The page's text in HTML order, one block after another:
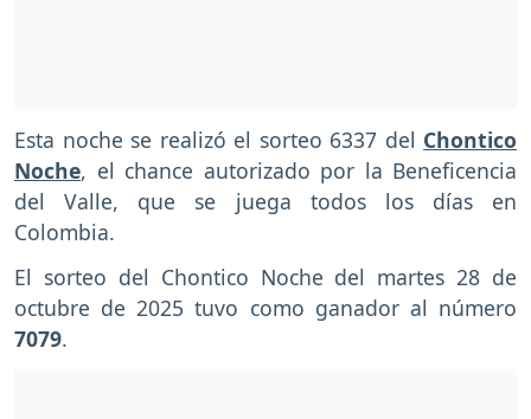
Esta noche se realizó el sorteo 6337 del Chontico
Noche, el chance autorizado por la Beneficencia
del Valle, que se juega todos los días en
Colombia.
El sorteo del Chontico Noche del martes 28 de
octubre de 2025 tuvo como ganador al número
7079.